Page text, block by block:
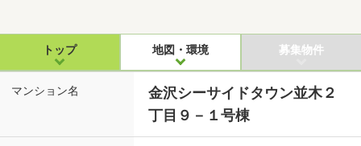
トップ 地図・環境 募集物件
マンション名
金沢シーサイドタウン並木２
丁目９－１号棟